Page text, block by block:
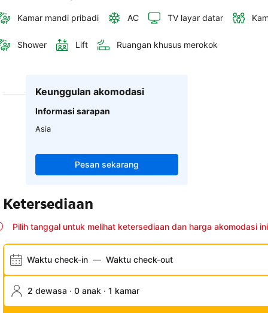
Kamar mandi pribadi AC TV layar datar
Shower Lift Ruangan khusus merokok
Keunggulan akomodasi
Informasi sarapan
Asia
Pesan sekarang
Ketersediaan
Pilih tanggal untuk melihat ketersediaan dan harga akomodasi ini
Waktu check-in — Waktu check-out
2 dewasa · 0 anak · 1 kamar